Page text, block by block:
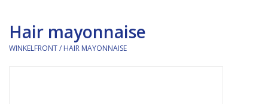
Kaaral
Hair mayonnaise
WINKELFRONT/ HAIR MAYONNAISE